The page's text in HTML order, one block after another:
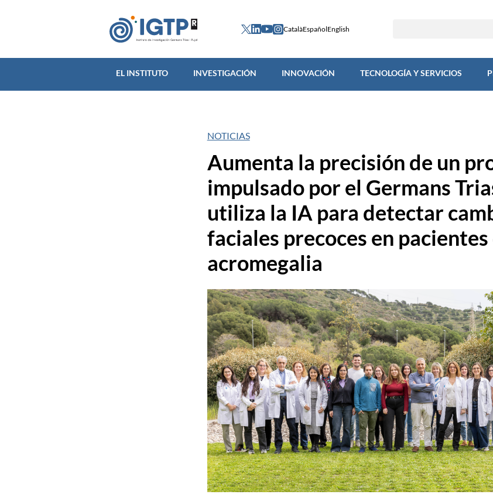
CatalàEspañolEnglish
EL INSTITUTO INVESTIGACIÓN INNOVACIÓN TECNOLOGÍA Y SERVICIOS
NOTICIAS
Aumenta la precisión de un
impulsado por el Germans
utiliza la IA para detectar
faciales precoces en pacientes
acromegalia